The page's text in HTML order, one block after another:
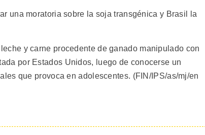
una moratoria sobre la soja transgénica y Brasil la
y carne procedente de ganado manipulado con
por Estados Unidos, luego de conocerse un
que provoca en adolescentes. (FIN/IPS/as/mj/en